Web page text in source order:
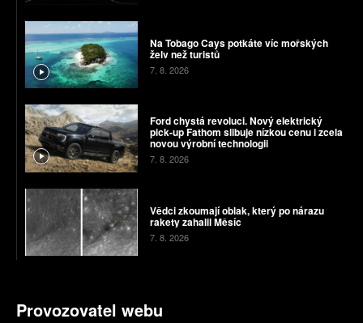
Na Tobago Cays potkáte víc mořských
želv než turistů
7. 8. 2026
Ford chystá revoluci. Nový elektrický
pick-up Fathom slibuje nízkou cenu i zcela
novou výrobní technologii
7. 8. 2026
Vědci zkoumají oblak, který po nárazu
rakety zahalil Měsíc
7. 8. 2026
Provozovatel webu